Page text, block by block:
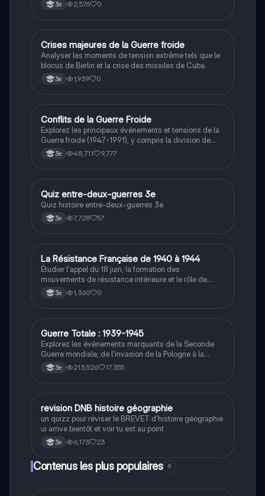
3e 2,576 0
CHistoire
Crises majeures de la Guerre froide
Analyser les moments de tension extrême tels que le
blocus de Berlin et la crise des missiles de Cuba.
3e 1,939 0
Histoire
Conflits de la Guerre Froide
Explorez les principaux événements et tensions de la
Guerre froide (1947-1991), y compris la division de
l'Allemagne, la crise de Cuba, la guerre du Vietnam, et
la course à l'espace. Cette fiche de révision couvre les
historique.
3e 48,711 9,777
QHistoire
Quiz entre-deux-guerres 3e
Quiz histoire entre-deux-guerres 3e
3e 7,728 57
L Histoire
La Résistance Française de 1940 à 1944
Étudier l'appel du 18 juin, la formation des
mouvements de résistance intérieure et le rôle de
Jean Moulin dans leur unification.
3e 1,360 0
Histoire
Guerre Totale : 1939-1945
Explorez les événements marquants de la Seconde
Guerre mondiale, de l'invasion de la Pologne à la
capitulation du Japon. Ce résumé aborde les concepts
clés tels que la guerre totale, le génocide des Juifs, la
comprendre les enjeux et les conséquences de ce
conflit majeur.
3e 213,526 17,355
RHistoire
revision DNB histoire géographie
un quizz pour réviser le BREVET d'histoire géographie
ui arrive bientôt et voir tu est au point
3e 6,173 23
Contenus les plus populaires 9